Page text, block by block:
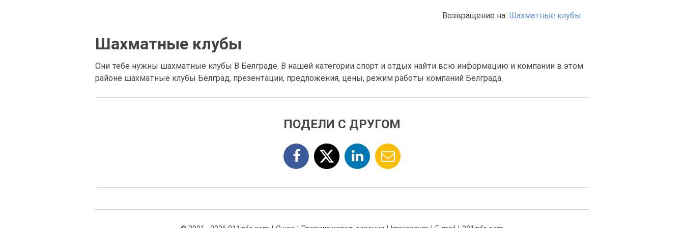
Возвращение на: Шахматные клубы
Шахматные клубы
Они тебе нужны шахматные клубы В Белграде. В нашей категории спорт и отдых найти всю информацию и компании в этом
районе шахматные клубы Белград, презентации, предложения, цены, режим работы компаний Белграда.
ПОДЕЛИ С ДРУГОМ